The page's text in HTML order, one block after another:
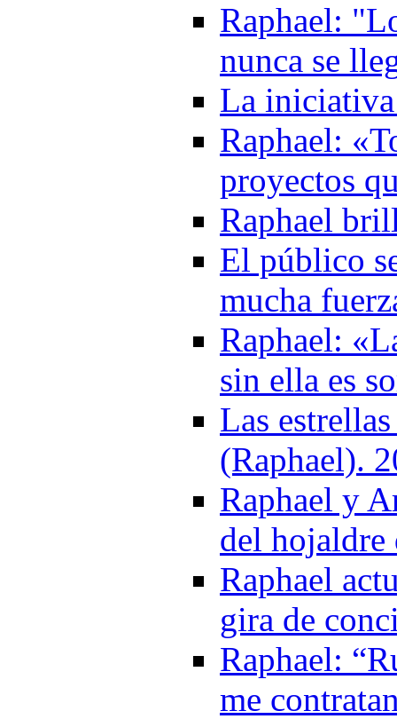
Raphael:
nunca se
La
Raphael:
proyectos
Raphael
El público
mucha
Raphael:
sin ella es
Las
(Raphael).
Raphael y
del hojaldre
Raphael
gira de
Raphael:
me